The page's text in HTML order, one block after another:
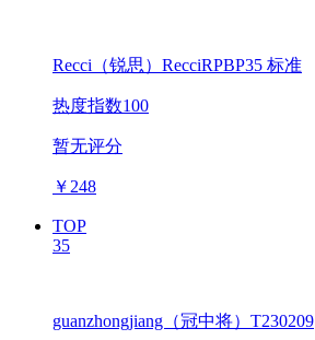
Recci（锐思）RecciRPBP35 标准
热度指数100
暂无评分
￥ 248
TOP
35
guanzhongjiang（冠中将）T230209